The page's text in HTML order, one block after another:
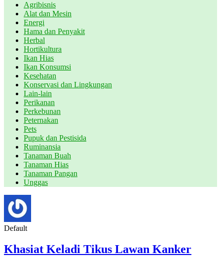
Agribisnis
Alat dan Mesin
Energi
Hama dan Penyakit
Herbal
Hortikultura
Ikan Hias
Ikan Konsumsi
Kesehatan
Konservasi dan Lingkungan
Lain-lain
Perikanan
Perkebunan
Peternakan
Pets
Pupuk dan Pestisida
Ruminansia
Tanaman Buah
Tanaman Hias
Tanaman Pangan
Unggas
Default
Khasiat Keladi Tikus Lawan Kanker